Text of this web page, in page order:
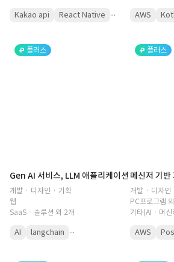
Kakao api React Native ... AWS
플러스
Gen AI 서비스, LLM 애플리케이션
개발 · 디자인 · 기획
웹
SaaSㆍ솔루션 외 2개
AI langchain ...
플러스
메신저 기반
개발 · 디자인
PC프로그램
기타(AIㆍ머신
AWS